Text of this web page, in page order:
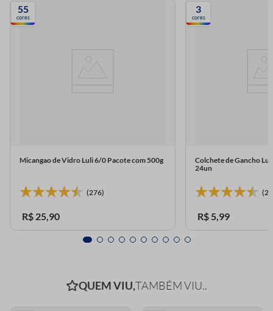
55
cores
Micangao de Vidro Luli 6/0 Pacote com 500g
(276)
R$ 25,90
3
cores
Colchete de Gancho
24un
R$ 5,99
QUEM VIU,TAMBÉM VIU..